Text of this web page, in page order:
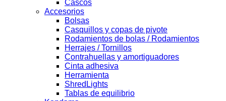
Cascos
Accesorios
Bolsas
Casquillos y copas de pivote
Rodamientos de bolas / Rodamientos
Herrajes / Tornillos
Contrahuellas y amortiguadores
Cinta adhesiva
Herramienta
ShredLights
Tablas de equilibrio